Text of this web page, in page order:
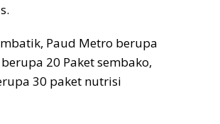
Paud Metro berupa
20 Paket sembako,
30 paket nutrisi